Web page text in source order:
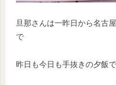
旦那さんは一昨日から名古
で
昨日も今日も手抜きの夕飯で